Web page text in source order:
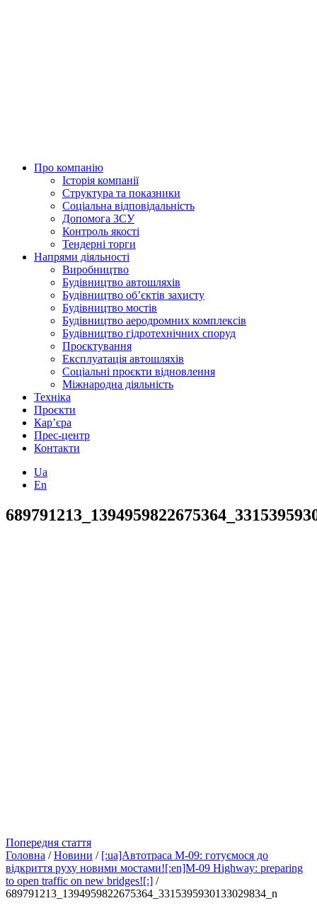
Про компанію
Історія компанії
Структура та показники
Соціальна відповідальність
Допомога ЗСУ
Контроль якості
Тендерні торги
Напрями діяльності
Виробництво
Будівництво автошляхів
Будівництво обʼєктів захисту
Будівництво мостів
Будівництво аеродромних комплексів
Будівництво гідротехнічних споруд
Проєктування
Експлуатація автошляхів
Соціальні проєкти відновлення
Міжнародна діяльність
Техніка
Проєкти
Кар’єра
Прес-центр
Контакти
Ua
En
Попередня стаття
Головна / Новини / [:ua]Автотраса М-09: готуємося до
відкриття руху новими мостами![:en]M-09 Highway: preparing
to open traffic on new bridges![:] /
689791213_1394959822675364_3315395930133029834_n